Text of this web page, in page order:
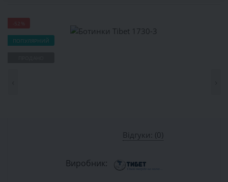
-52%
ПОПУЛЯРНИЙ
Відгуки: (0)
Виробник: